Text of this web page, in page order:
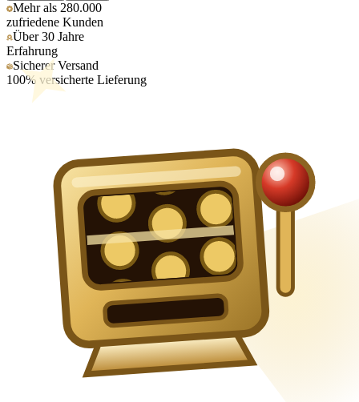
Mehr als 280.000
zufriedene Kunden
Über 30 Jahre
Erfahrung
Sicherer Versand
100% versicherte Lieferung